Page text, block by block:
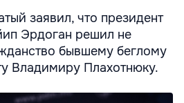
заявил, что президент
Эрдоган решил не
бывшему беглому
Владимиру Плахотнюку.